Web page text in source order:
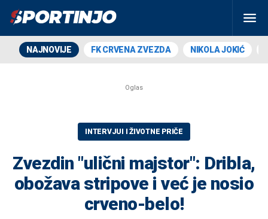
NAJNOVIJE FK CRVENA ZVEZDA NIKOLA JOKIĆ
INTERVJUI I ŽIVOTNE PRIČE
Zvezdin "ulični majstor": Dribla,
obožava stripove i već je nosio
crveno-belo!